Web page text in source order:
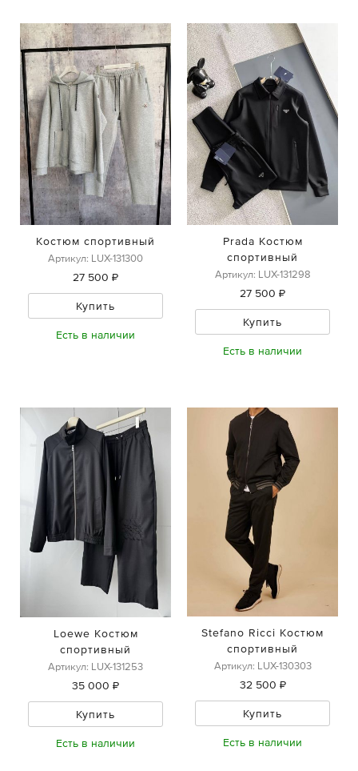
Костюм спортивный
Артикул: LUX-131300
27 500 ₽
Купить
Есть в наличии
Prada Костюм
спортивный
Артикул: LUX-131298
27 500 ₽
Купить
Есть в наличии
Loewe Костюм
спортивный
Артикул: LUX-131253
35 000 ₽
Купить
Есть в наличии
Stefano Ricci Костюм
спортивный
Артикул: LUX-130303
32 500 ₽
Купить
Есть в наличии